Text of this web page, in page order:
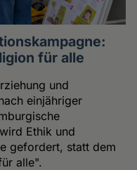
für alle
und
einjähriger
Ethik und
gefordert, statt dem
alle".